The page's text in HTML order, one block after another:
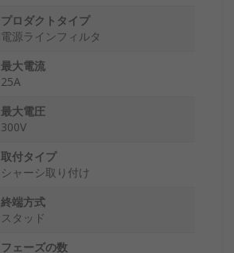
プロダクトタイプ
電源ラインフィルタ
最大電流
25A
最大電圧
300V
取付タイプ
シャーシ取り付け
終端方式
スタッド
フェーズの数